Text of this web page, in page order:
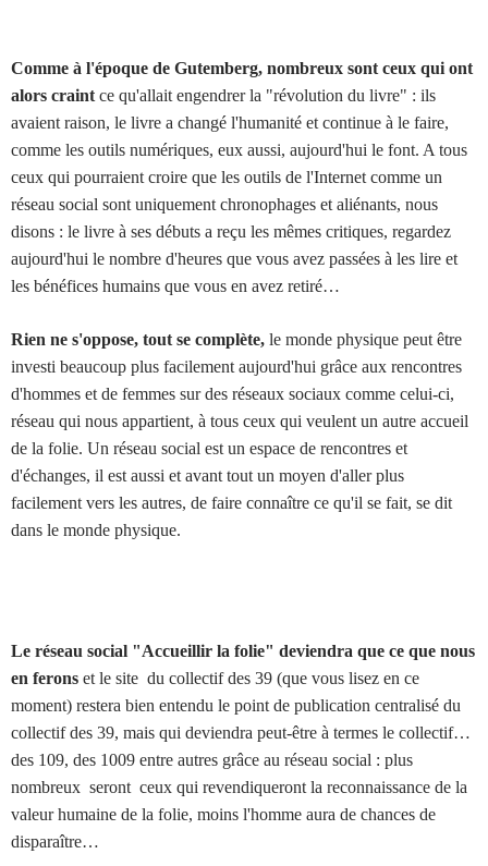
Comme à l'époque de Gutemberg, nombreux sont ceux qui ont
alors craintce qu'allait engendrer la "révolution du livre" : ils
avaient raison, le livre a changé l'humanité et continue à le faire,
comme les outils numériques, eux aussi, aujourd'hui le font. A tous
ceux qui pourraient croire que les outils de l'Internet comme un
réseau social sont uniquement chronophages et aliénants, nous
disons : le livre à ses débuts a reçu les mêmes critiques, regardez
aujourd'hui le nombre d'heures que vous avez passées à les lire et
les bénéfices humains que vous en avez retiré…
Rien ne s'oppose, tout se complète, le monde physique peut être
investi beaucoup plus facilement aujourd'hui grâce aux rencontres
d'hommes et de femmes sur des réseaux sociaux comme celui-ci,
réseau qui nous appartient, à tous ceux qui veulent un autre accueil
de la folie. Un réseau social est un espace de rencontres et
d'échanges, il est aussi et avant tout un moyen d'aller plus
facilement vers les autres, de faire connaître ce qu'il se fait, se dit
dans le monde physique.
Le réseau social "Accueillir la folie" deviendra que ce que nous
en ferons et le site du collectif des 39 (que vous lisez en ce
moment) restera bien entendu le point de publication centralisé du
collectif des 39, mais qui deviendra peut-être à termes le collectif…
des 109, des 1009 entre autres grâce au réseau social : plus
nombreux seront ceux qui revendiqueront la reconnaissance de la
valeur humaine de la folie, moins l'homme aura de chances de
disparaître…